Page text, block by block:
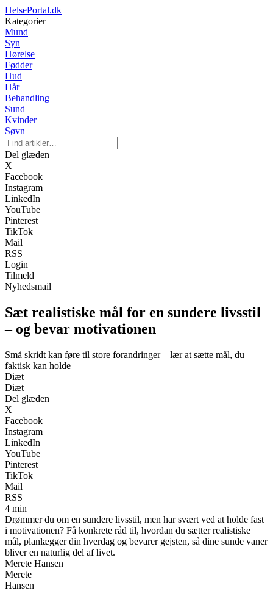
HelsePortal.dk
Kategorier
Mund
Syn
Hørelse
Fødder
Hud
Hår
Behandling
Sund
Kvinder
Søvn
Del glæden
X
Facebook
Instagram
LinkedIn
YouTube
Pinterest
TikTok
Mail
RSS
Login
Tilmeld
Nyhedsmail
Sæt realistiske mål for en sundere livsstil
– og bevar motivationen
Små skridt kan føre til store forandringer – lær at sætte mål, du
faktisk kan holde
Diæt
Diæt
Del glæden
X
Facebook
Instagram
LinkedIn
YouTube
Pinterest
TikTok
Mail
RSS
4 min
Drømmer du om en sundere livsstil, men har svært ved at holde fast
i motivationen? Få konkrete råd til, hvordan du sætter realistiske
mål, planlægger din hverdag og bevarer gejsten, så dine sunde vaner
bliver en naturlig del af livet.
Merete Hansen
Merete
Hansen